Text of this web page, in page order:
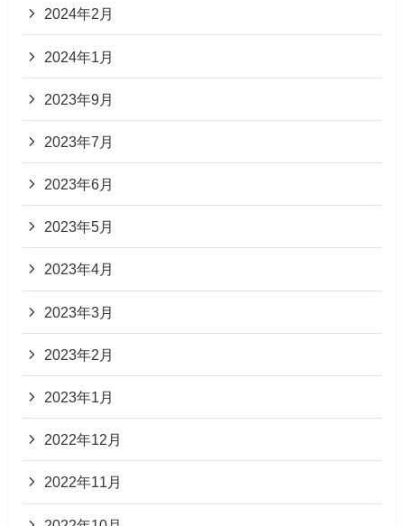
2024年2月
2024年1月
2023年9月
2023年7月
2023年6月
2023年5月
2023年4月
2023年3月
2023年2月
2023年1月
2022年12月
2022年11月